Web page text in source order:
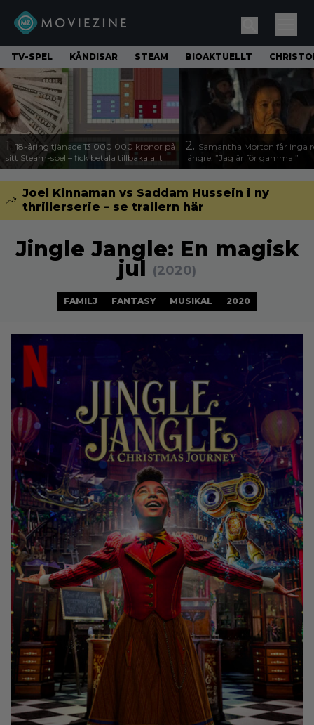
TV-SPEL KÄNDISAR STEAM BIOAKTUELLT
1. 18-åring tjänade 13 000 000 kronor på
sitt Steam-spel – fick betala tillbaka allt
2. Samantha Morton får inga
längre: ”Jag är för gammal”
Joel Kinnaman vs Saddam Hussein i ny
thrillerserie – se trailern här
Jingle Jangle: En magisk
jul (2020)
FAMILJ FANTASY MUSIKAL 2020